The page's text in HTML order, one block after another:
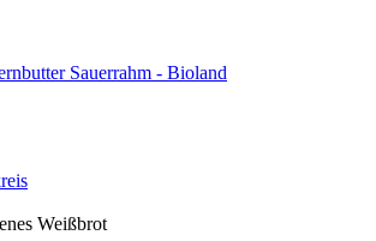
Sauerrahm - Bioland
Weißbrot